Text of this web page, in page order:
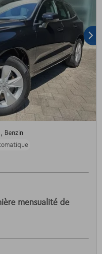
Benzin
mensualité de